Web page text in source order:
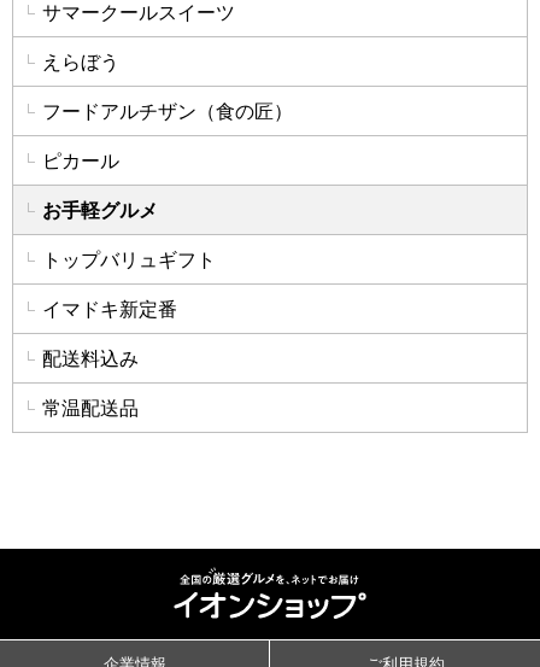
サマークールスイーツ
えらぼう
フードアルチザン（食の匠）
ピカール
お手軽グルメ
トップバリュギフト
イマドキ新定番
配送料込み
常温配送品